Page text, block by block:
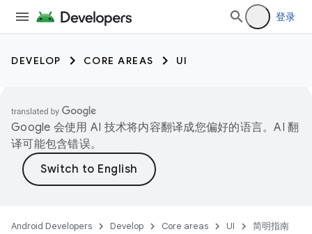
登录
DEVELOP CORE AREAS UI
Google 会使用 AI 技术将内容翻译成您偏好的语言。AI 翻
译可能包含错误。
Android Developers Develop Core areas UI 简明指南